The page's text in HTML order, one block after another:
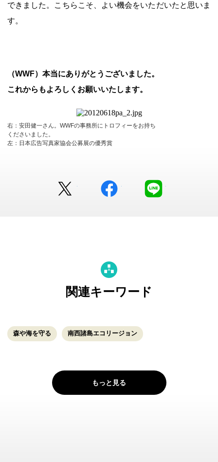
できました。こちらこそ、よい機会をいただいたと思いま
す。
（WWF）本当にありがとうございました。
これからもよろしくお願いいたします。
右：安田健一さん。WWFの事務所にトロフィーをお持ち
くださいました。
左：日本広告写真家協会公募展の優秀賞
facebook
関連キーワード
森や海を守る 南西諸島エコリージョン
もっと見る